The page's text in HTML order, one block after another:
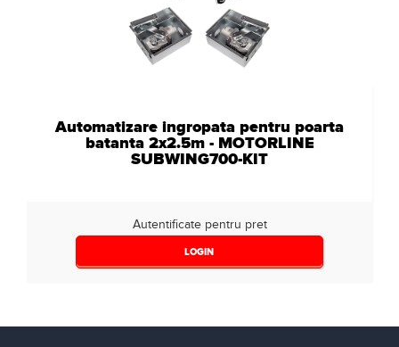
Automatizare ingropata pentru poarta
batanta 2x2.5m - MOTORLINE
SUBWING700-KIT
Autentificate pentru pret
LOGIN